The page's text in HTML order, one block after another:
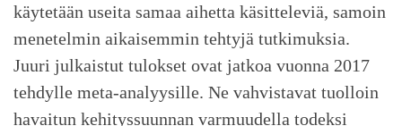
käytetään useita samaa aihetta käsitteleviä, samoin
menetelmin aikaisemmin tehtyjä tutkimuksia.
Juuri julkaistut tulokset ovat jatkoa vuonna 2017
tehdylle meta-analyysille. Ne vahvistavat tuolloin
havaitun kehityssuunnan varmuudella todeksi